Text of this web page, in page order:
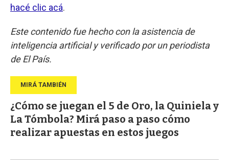
hacé clic acá.
Este contenido fue hecho con la asistencia de
inteligencia artificial y verificado por un periodista
de El País.
¿Cómo se juegan el 5 de Oro, la Quiniela y
La Tómbola? Mirá paso a paso cómo
realizar apuestas en estos juegos